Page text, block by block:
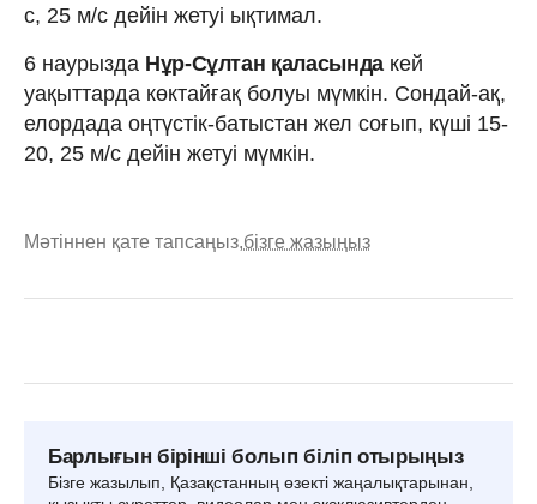
с, 25 м/с дейін жетуі ықтимал.
6 наурызда Нұр-Сұлтан қаласындакей
уақыттарда көктайғақ болуы мүмкін. Сондай-ақ,
елордада оңтүстік-батыстан жел соғып, күші 15-
20, 25 м/с дейін жетуі мүмкін.
Мәтіннен қате тапсаңыз,бізге жазыңыз
Барлығын бірінші болып біліп отырыңыз
Бізге жазылып, Қазақстанның өзекті жаңалықтарынан,